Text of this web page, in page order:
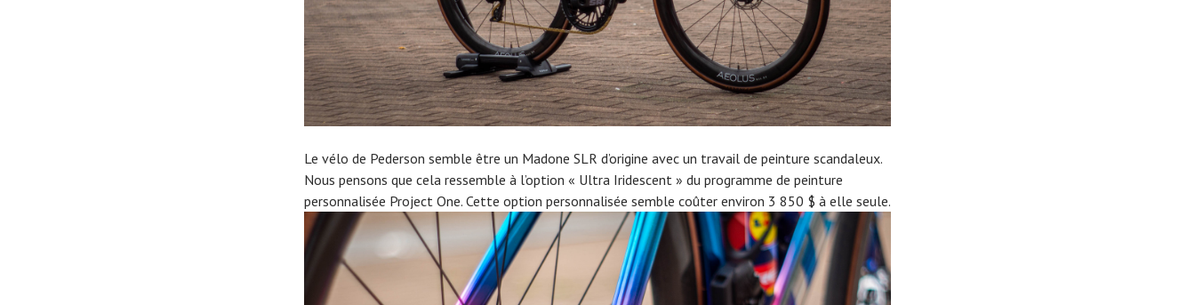
Le vélo de Pederson semble être un Madone SLR d’origine avec un travail de peinture scandaleux.
Nous pensons que cela ressemble à l’option « Ultra Iridescent » du programme de peinture
personnalisée Project One. Cette option personnalisée semble coûter environ 3 850 $ à elle seule.